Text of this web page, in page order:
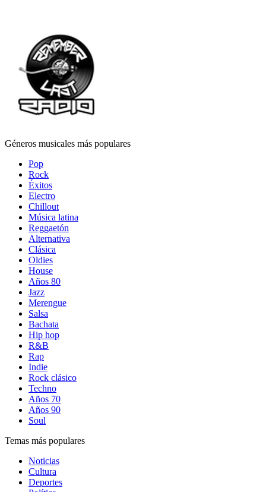
Géneros musicales más populares
Pop
Rock
Éxitos
Electro
Chillout
Música latina
Reggaetón
Alternativa
Clásica
Oldies
House
Años 80
Jazz
Merengue
Salsa
Bachata
Hip hop
R&B
Rap
Indie
Rock clásico
Techno
Años 70
Años 90
Soul
Temas más populares
Noticias
Cultura
Deportes